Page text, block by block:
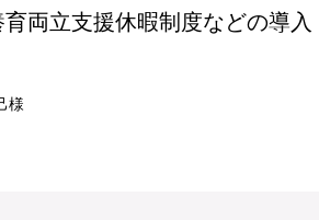
立支援休暇制度などの導入